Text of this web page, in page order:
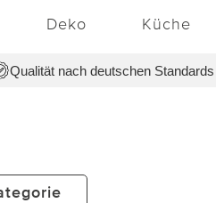
Deko Küche
Qualität nach deutschen Standards